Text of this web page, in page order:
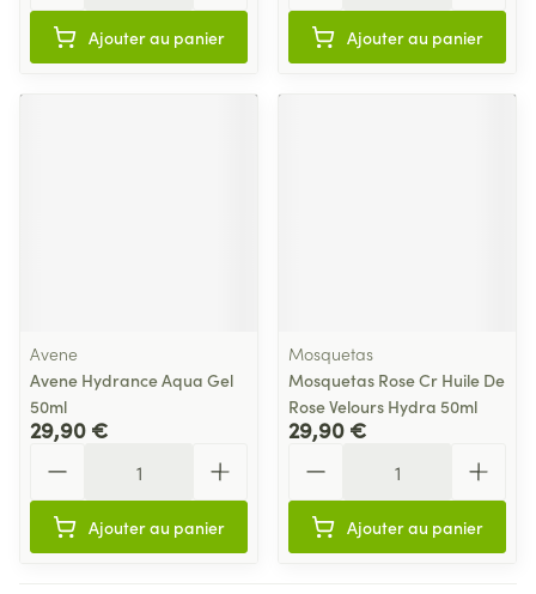
Ajouter au panier Ajouter au panier
Avene
Avene Hydrance Aqua Gel
50ml
29,90 €
Ajouter au panier
Mosquetas
Mosquetas Rose Cr Huile De
Rose Velours Hydra 50ml
29,90 €
Ajouter au panier